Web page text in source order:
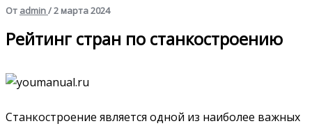
От admin/2 марта 2024
Рейтинг стран по станкостроению
Станкостроение является одной из наиболее важных